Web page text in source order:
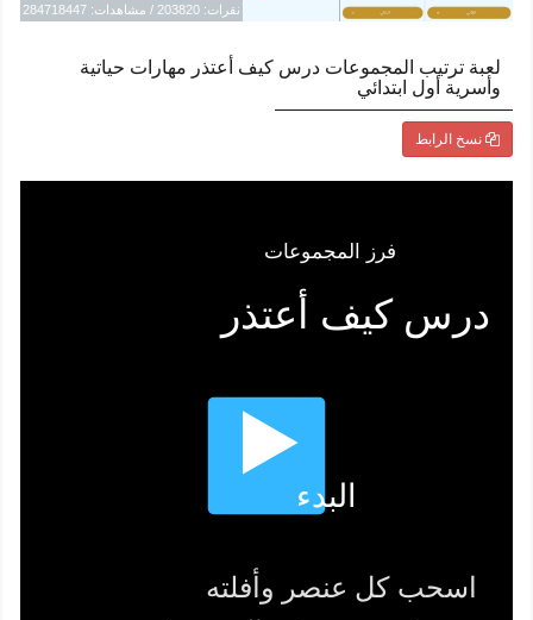
نقرات: 203820 / مشاهدات: 284718447
لعبة ترتيب المجموعات درس كيف أعتذر مهارات حياتية
وأسرية أول ابتدائي
نسخ الرابط